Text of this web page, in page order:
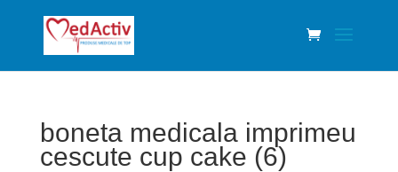
boneta medicala imprimeu
cescute cup cake (6)